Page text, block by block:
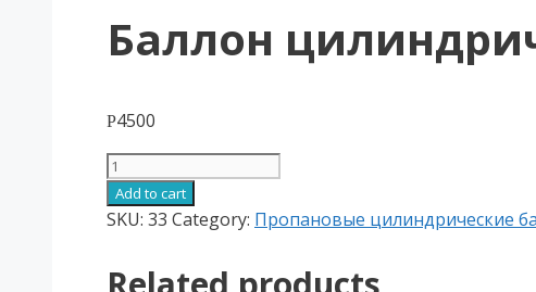
Баллон
Р4500
Баллон
цилиндрический
25
(200/950)
Add to cart
SKU: 33 Category: Пропановые цилиндрические